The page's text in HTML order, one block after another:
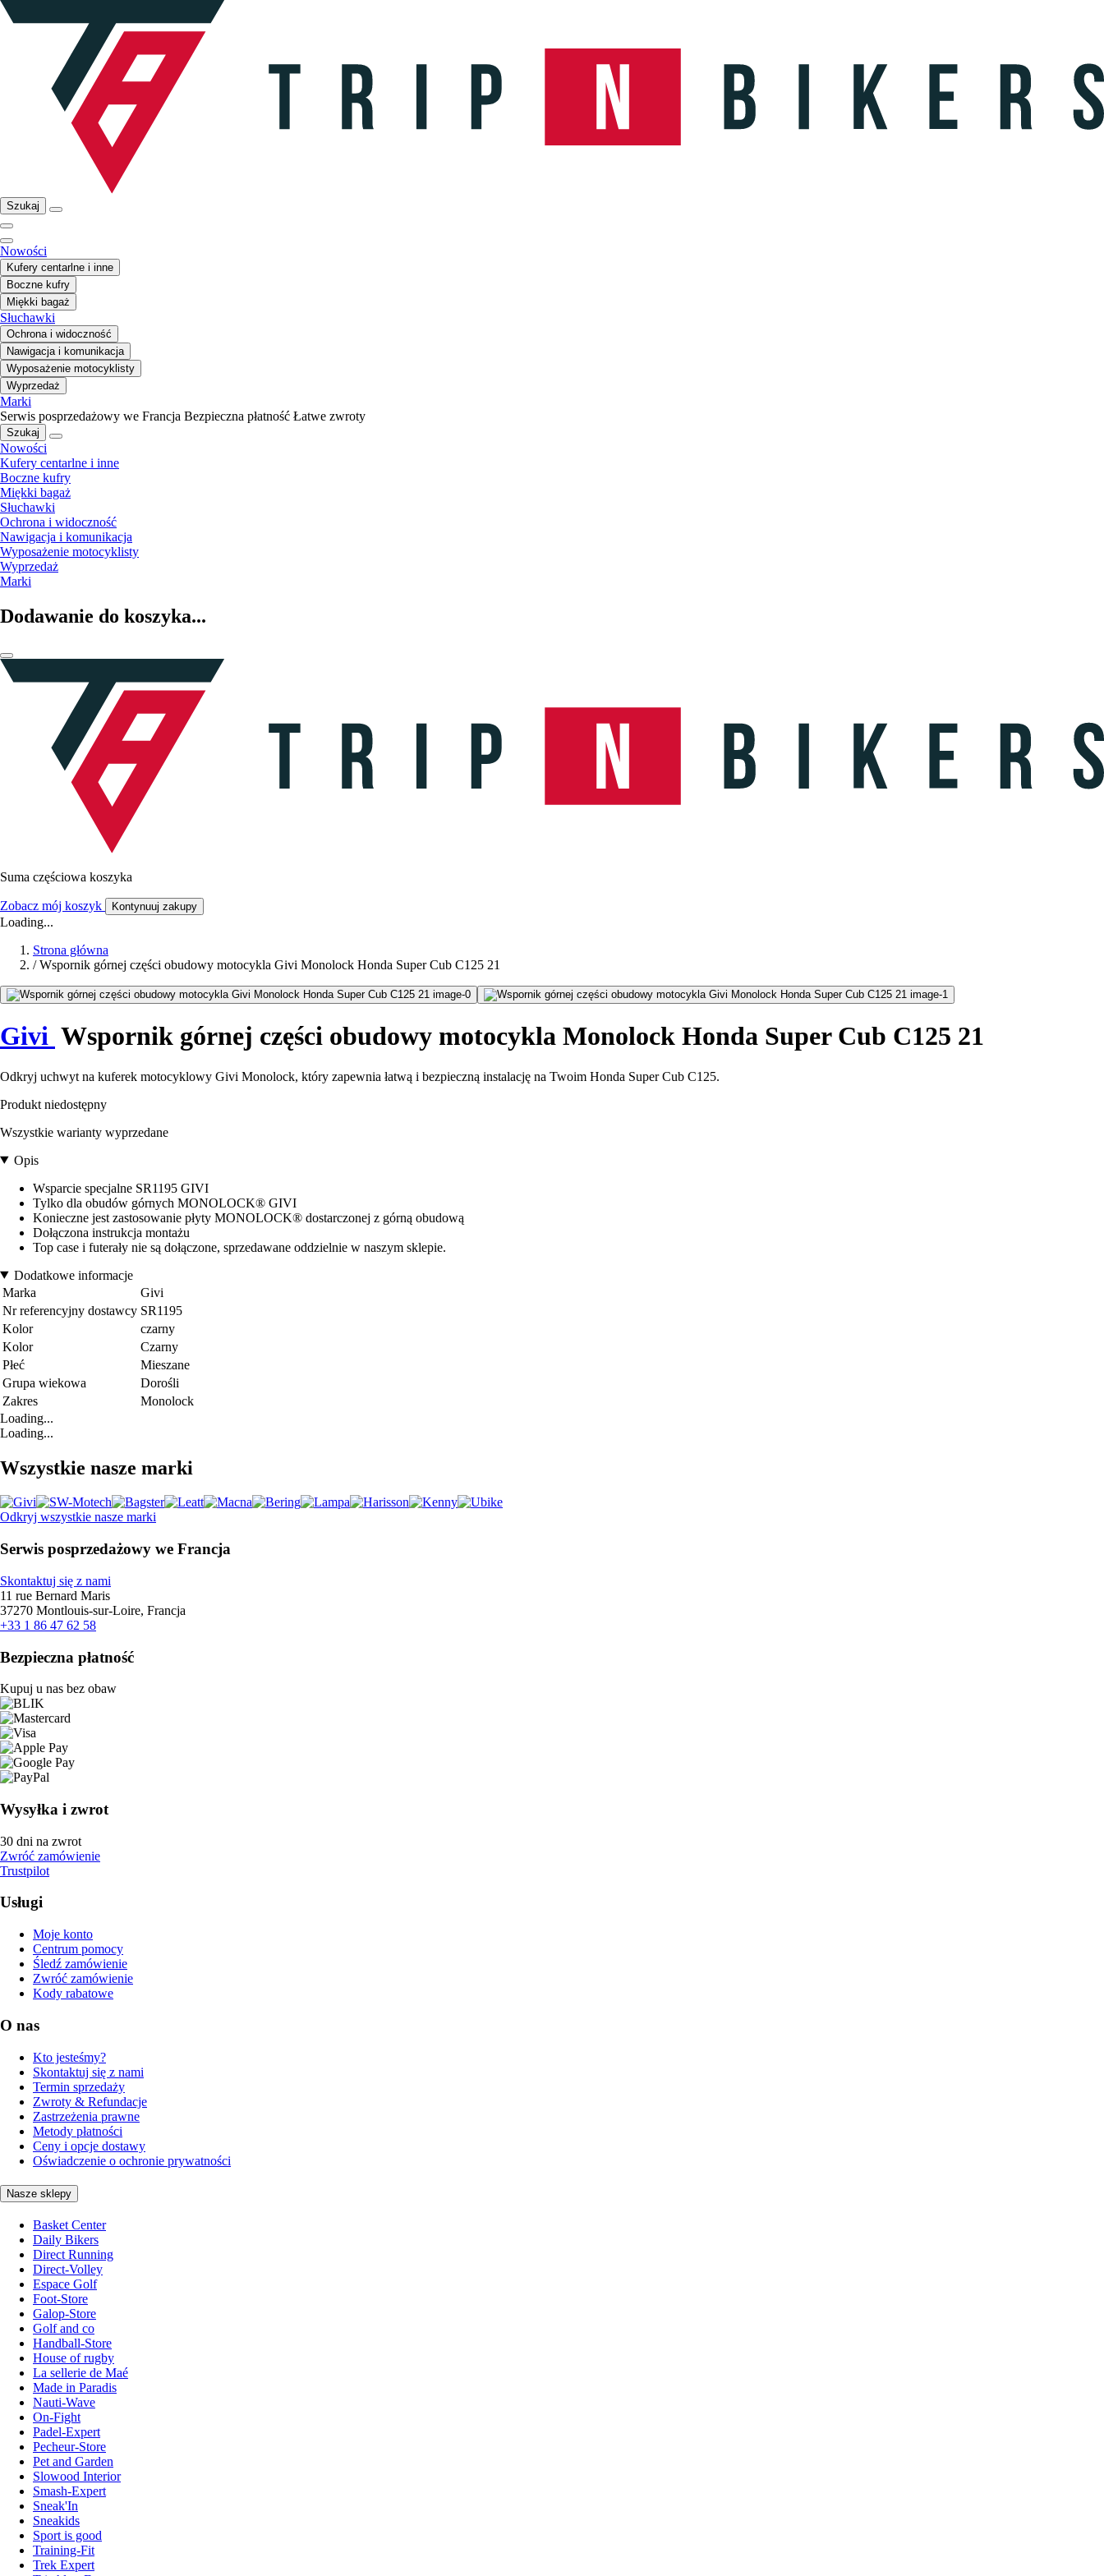
Szukaj
Nowości
Kufery centarlne i inne
Boczne kufry
Miękki bagaż
Słuchawki
Ochrona i widoczność
Nawigacja i komunikacja
Wyposażenie motocyklisty
Wyprzedaż
Marki
Serwis posprzedażowy we Francja Bezpieczna płatność Łatwe zwroty
Szukaj
Nowości
Kufery centarlne i inne
Boczne kufry
Miękki bagaż
Słuchawki
Ochrona i widoczność
Nawigacja i komunikacja
Wyposażenie motocyklisty
Wyprzedaż
Marki
Dodawanie do koszyka...
Suma częściowa koszyka
Zobacz mój koszyk Kontynuuj zakupy
Loading...
Strona główna
/ Wspornik górnej części obudowy motocykla Givi Monolock Honda Super Cub C125 21
Givi Wspornik górnej części obudowy motocykla Monolock Honda Super Cub C125 21
Odkryj uchwyt na kuferek motocyklowy Givi Monolock, który zapewnia łatwą i bezpieczną instalację na Twoim Honda Super Cub C125.
Produkt niedostępny
Wszystkie warianty wyprzedane
Opis
Wsparcie specjalne SR1195 GIVI
Tylko dla obudów górnych MONOLOCK® GIVI
Konieczne jest zastosowanie płyty MONOLOCK® dostarczonej z górną obudową
Dołączona instrukcja montażu
Top case i futerały nie są dołączone, sprzedawane oddzielnie w naszym sklepie.
Dodatkowe informacje
Marka
Givi
Nr referencyjny dostawcy SR1195
Kolor
czarny
Kolor
Czarny
Płeć
Mieszane
Grupa wiekowa
Dorośli
Zakres
Monolock
Loading...
Loading...
Wszystkie nasze marki
Odkryj wszystkie nasze marki
Serwis posprzedażowy we Francja
Skontaktuj się z nami
11 rue Bernard Maris
37270 Montlouis-sur-Loire, Francja
+33 1 86 47 62 58
Bezpieczna płatność
Kupuj u nas bez obaw
Wysyłka i zwrot
30 dni na zwrot
Zwróć zamówienie
Trustpilot
Usługi
Moje konto
Centrum pomocy
Śledź zamówienie
Zwróć zamówienie
Kody rabatowe
O nas
Kto jesteśmy?
Skontaktuj się z nami
Termin sprzedaży
Zwroty & Refundacje
Zastrzeżenia prawne
Metody płatności
Ceny i opcje dostawy
Oświadczenie o ochronie prywatności
Nasze sklepy
Basket Center
Daily Bikers
Direct Running
Direct-Volley
Espace Golf
Foot-Store
Galop-Store
Golf and co
Handball-Store
House of rugby
La sellerie de Maé
Made in Paradis
Nauti-Wave
On-Fight
Padel-Expert
Pecheur-Store
Pet and Garden
Slowood Interior
Smash-Expert
Sneak'In
Sneakids
Sport is good
Training-Fit
Trek Expert